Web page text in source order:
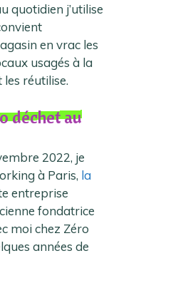
quotidien j’utilise
en vrac les
usagés à la
réutilise.
déchet au
2022, je
à Paris, la
entreprise
fondatrice
moi chez Zéro
années de